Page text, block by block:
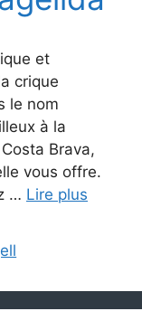
et
crique
le nom
à la
Brava,
vous offre.
… Lire plus